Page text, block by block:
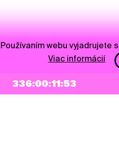
336:00:11:53
Používaním webu vyjadrujete
Viac informácií